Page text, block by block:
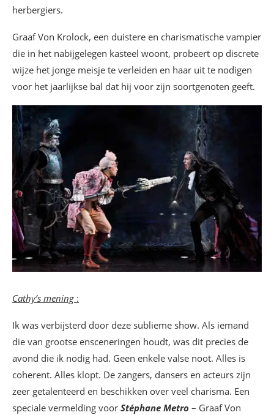
herbergiers.
Graaf Von Krolock, een duistere en charismatische vampier
die in het nabijgelegen kasteel woont, probeert op discrete
wijze het jonge meisje te verleiden en haar uit te nodigen
voor het jaarlijkse bal dat hij voor zijn soortgenoten geeft.
Cathy’s mening :
Ik was verbijsterd door deze sublieme show. Als iemand
die van grootse ensceneringen houdt, was dit precies de
avond die ik nodig had. Geen enkele valse noot. Alles is
coherent. Alles klopt. De zangers, dansers en acteurs zijn
zeer getalenteerd en beschikken over veel charisma. Een
speciale vermelding voor Stéphane Metro – Graaf Von